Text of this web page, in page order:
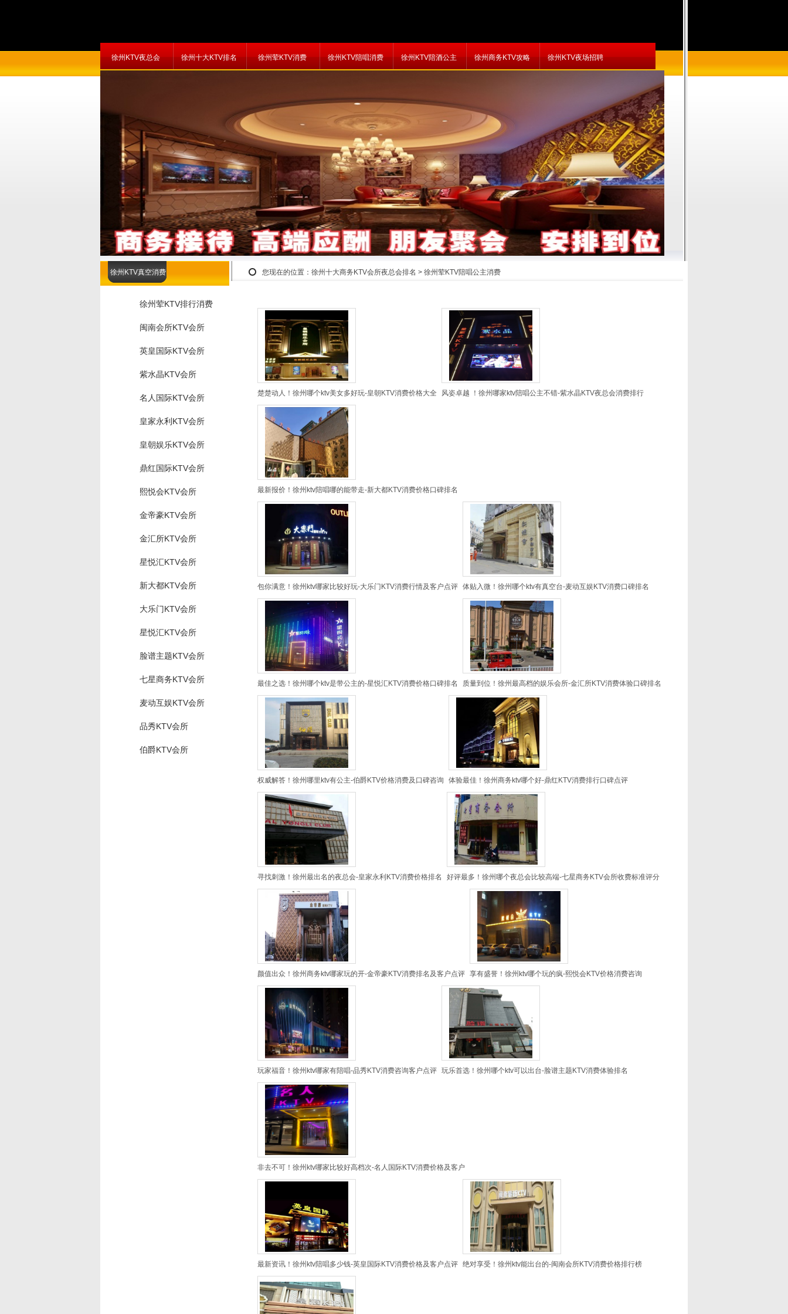
徐州KTV夜总会 徐州十大KTV排名 徐州荤KTV消费 徐州KTV陪唱消费 徐州KTV陪酒公主 徐州商务KTV攻略 徐州KTV夜场招聘
您现在的位置： 徐州十大商务KTV会所夜总会排名 > 徐州荤KTV陪唱公主消费
徐州KTV真空消费
徐州荤KTV排行消费
闽南会所KTV会所
英皇国际KTV会所
紫水晶KTV会所
名人国际KTV会所
皇家永利KTV会所
皇朝娱乐KTV会所
鼎红国际KTV会所
熙悦会KTV会所
金帝豪KTV会所
金汇所KTV会所
星悦汇KTV会所
新大都KTV会所
大乐门KTV会所
星悦汇KTV会所
脸谱主题KTV会所
七星商务KTV会所
麦动互娱KTV会所
品秀KTV会所
伯爵KTV会所
楚楚动人！徐州哪个ktv美女多好玩-皇朝KTV消费价格大全 风姿卓越 ！徐州哪家ktv陪唱公主不错-紫水晶KTV夜总会消费排行
最新报价！徐州ktv陪唱哪的能带走-新大都KTV消费价格口碑排名
包你满意！徐州ktv哪家比较好玩-大乐门KTV消费行情及客户点评 体贴入微！徐州哪个ktv有真空台-麦动互娱KTV消费口碑排名
最佳之选！徐州哪个ktv是带公主的-星悦汇KTV消费价格口碑排名 质量到位！徐州最高档的娱乐会所-金汇所KTV消费体验口碑排名
权威解答！徐州哪里ktv有公主-伯爵KTV价格消费及口碑咨询 体验最佳！徐州商务ktv哪个好-鼎红KTV消费排行口碑点评
寻找刺激！徐州最出名的夜总会-皇家永利KTV消费价格排名 好评最多！徐州哪个夜总会比较高端-七星商务KTV会所收费标准评分
颜值出众！徐州商务ktv哪家玩的开-金帝豪KTV消费排名及客户点评 享有盛誉！徐州ktv哪个玩的疯-熙悦会KTV价格消费咨询
玩家福音！徐州ktv哪家有陪唱-品秀KTV消费咨询客户点评 玩乐首选！徐州哪个ktv可以出台-脸谱主题KTV消费体验排名
非去不可！徐州ktv哪家比较好高档次-名人国际KTV消费价格及客户
最新资讯！徐州ktv陪唱多少钱-英皇国际KTV消费价格及客户点评 绝对享受！徐州ktv能出台的-闽南会所KTV消费价格排行榜